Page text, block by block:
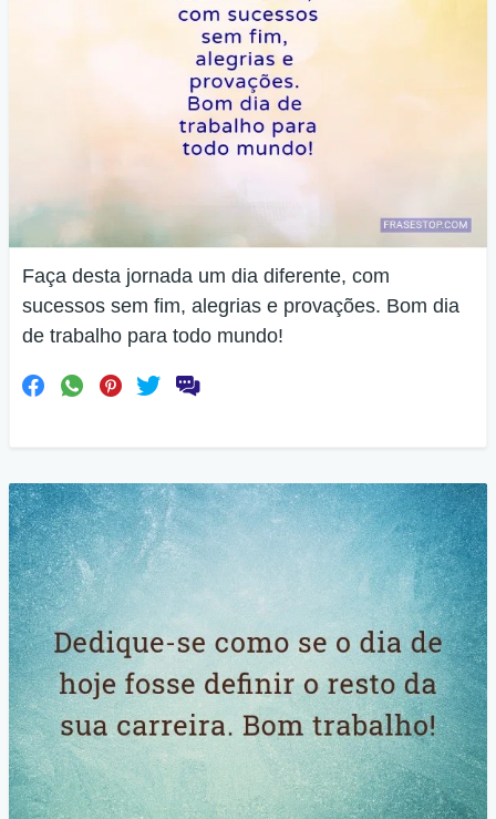
Faça desta jornada um dia diferente, com
sucessos sem fim, alegrias e provações. Bom dia
de trabalho para todo mundo!